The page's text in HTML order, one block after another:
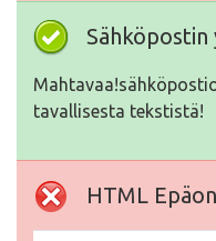
Sähköpostin
tavallisesta tekstistä!
HTML